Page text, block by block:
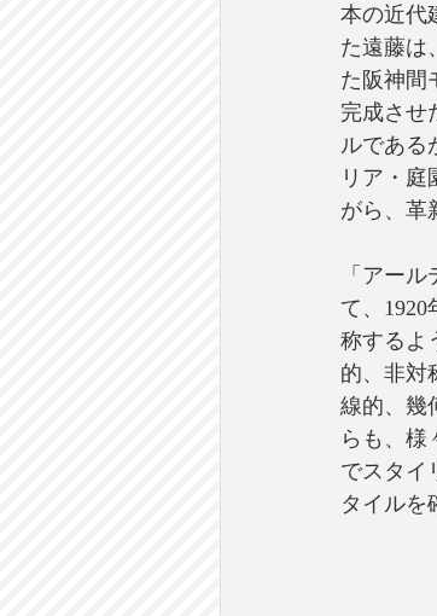
本の近代
た遠藤は
た阪神間
完成させ
ルである
リア・
がら、革
「アー
て、
称するよ
的、非対
線的、幾
らも、様
でスタイ
タイルを